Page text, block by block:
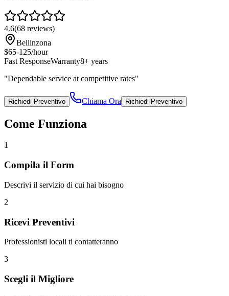
4.6(68 reviews)
Bellinzona
$65-125/hour
Fast ResponseWarranty8+ years
"Dependable service at competitive rates"
Richiedi Preventivo Chiama Ora Richiedi Preventivo
Come Funziona
1
Compila il Form
Descrivi il servizio di cui hai bisogno
2
Ricevi Preventivi
Professionisti locali ti contatteranno
3
Scegli il Migliore